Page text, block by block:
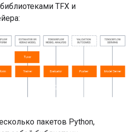
TFX и
пакетов Python,